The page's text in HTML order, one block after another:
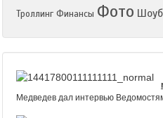
Троллинг Финансы Фото
Медведев дал интервью